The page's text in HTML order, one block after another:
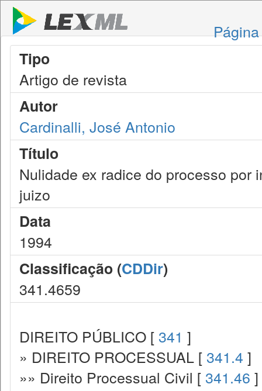
Tipo
Artigo de revista
Autor
Cardinalli, José Antonio
Título
Nulidade ex radice do processo
juizo
Data
1994
Classificação (CDDir)
341.4659
DIREITO PÚBLICO [ 341 ]
» DIREITO PROCESSUAL [ 341.4 ]
»» Direito Processual Civil [ 341.46 ]